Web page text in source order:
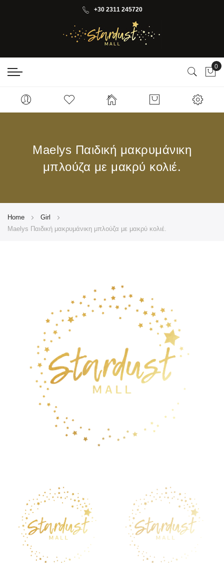
+30 2311 245720
0
Maelys Παιδική μακρυμάνικη
μπλούζα με μακρύ κολιέ.
Home
Girl
Maelys Παιδική μακρυμάνικη μπλούζα με μακρύ κολιέ.